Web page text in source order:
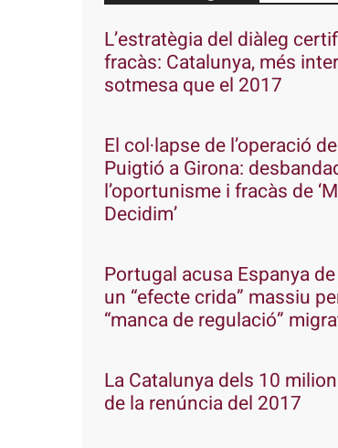
L’estratègia del diàleg
fracàs: Catalunya, més
sotmesa que el 2017
El col·lapse de l’operació
Puigtió a Girona:
l’oportunisme i fracàs de
Decidim’
Portugal acusa Espanya
un “efecte crida” massiu
“manca de regulació”
La Catalunya dels 10
de la renúncia del 2017